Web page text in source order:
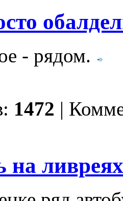
- рядом.
1472 |
на